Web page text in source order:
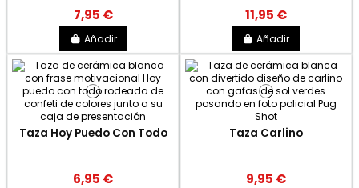
7,95 €
Añadir
11,95 €
Añadir
Taza Hoy Puedo Con Todo
6,95 €
Taza Carlino
9,95 €